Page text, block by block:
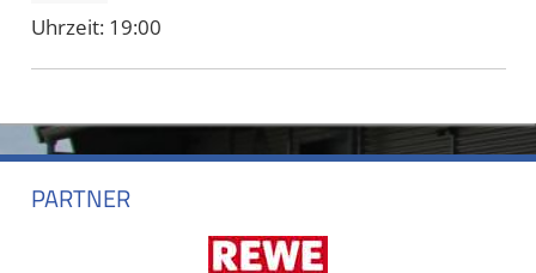
Uhrzeit: 19:00
PARTNER